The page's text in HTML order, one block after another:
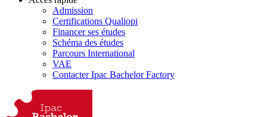
Admission
Certifications Qualiopi
Financer ses études
Schéma des études
Parcours International
VAE
Contacter Ipac Bachelor Factory